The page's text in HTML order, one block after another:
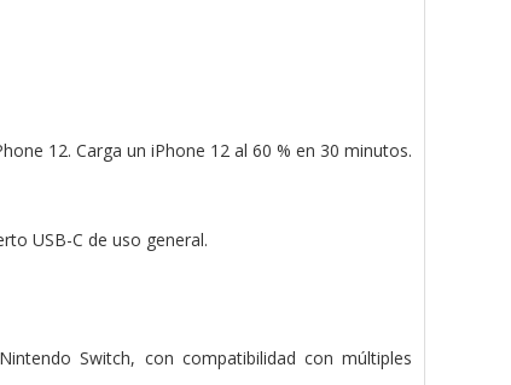
12. Carga un iPhone 12 al 60 % en 30 minutos.
USB-C de uso general.
Switch, con compatibilidad con múltiples